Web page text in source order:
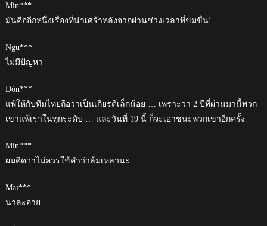
Min***
มันคืออีกหนึ่งเรื่องที่น่าเศร้าหลังจากผ่านช่วงเวลาที่ขมขื่น!
Ngu***
ไม่มีปัญหา
Dòn***
แพ้ให้กับทีมไทยถือว่าเป็นเกียรติเล็กน้อย … เพราะว่า 2 ปีที่ผ่านมานี้พวก
เขาแพ้เราในทุกระดับ … และวันที่ 19 นี้ ก็จะเอาชนะพวกเขาอีกครั้ง
Min***
ผมคิดว่าไม่ควรใช้คำว่าล้มเหลวนะ
Mai***
น่าละอาย